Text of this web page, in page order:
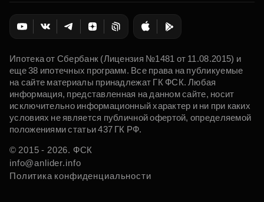
Ипотека от Сбербанк (Лицензия №1481 от 11.08.2015) и
еще 38 ипотечных программ. Все права на публикуемые
на сайте материалы принадлежат ГК ФСК. Любая
информация, представленная на данном сайте, носит
исключительно информационный характер и ни при каких
условиях не является публичной офертой, определяемой
положениями статьи 437 ГК РФ.
© 2015 - 2026. ФСК
info@anlider.info
Политика конфиденциальности